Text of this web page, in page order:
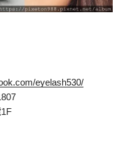
eyelash530/